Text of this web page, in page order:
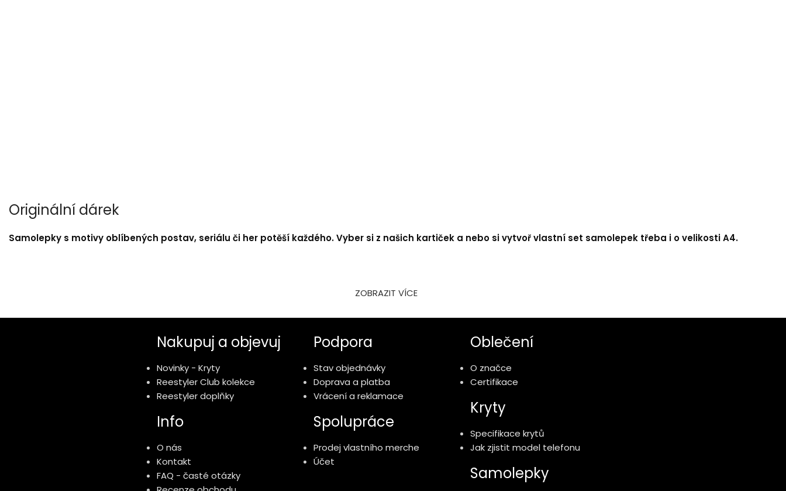
Originální dárek
Samolepky s motivy oblíbených postav, seriálu či her potěší každého. Vyber si z našich kartiček a nebo si vytvoř vlastní set samolepek třeba i o velikosti A4.
ZOBRAZIT VÍCE
Nakupuj a objevuj
Novinky - Kryty
Reestyler Club kolekce
Reestyler doplňky
Info
O nás
Kontakt
FAQ - časté otázky
Podpora
Stav objednávky
Doprava a platba
Vrácení a reklamace
Spolupráce
Prodej vlastního merche
Účet
Oblečení
O značce
Certifikace
Kryty
Specifikace krytů
Jak zjistit model telefonu
Samolepky